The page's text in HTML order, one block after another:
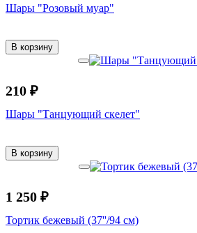
Шары "Розовый муар"
В корзину
210 ₽
Шары "Танцующий скелет"
В корзину
1 250 ₽
Тортик бежевый (37''/94 см)